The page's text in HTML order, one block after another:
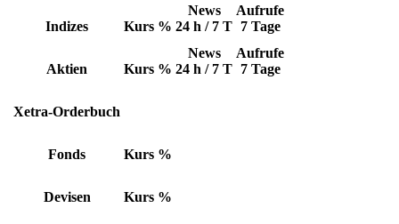
Indizes Kurs %
News
24 h / 7 T
Aufrufe
7 Tage
Aktien Kurs %
News
24 h / 7 T
Aufrufe
7 Tage
Xetra-Orderbuch
Fonds Kurs %
Devisen Kurs %